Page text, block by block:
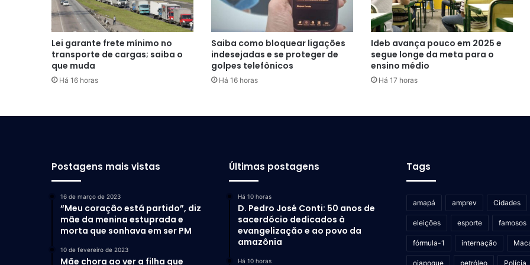
Lei garante frete mínimo no
transporte de cargas; saiba o
que muda
Há 16 horas
Saiba como bloquear ligações
indesejadas e se proteger de
golpes telefônicos
Há 16 horas
Ideb avança pouco em 2025 e
segue longe da meta para o
ensino médio
Há 17 horas
Postagens mais vistas
16 de março de 2023
“Meu coração está partido”, diz
mãe da menina estuprada e
morta que sonhava em ser PM
10 de fevereiro de 2023
Mãe chora ao ver a filha que
Últimas postagens
Há 10 horas
D. Pedro José Conti: 50 anos de
sacerdócio dedicados à
evangelização e ao povo da
amazônia
Há 10 horas
Tags
amapá amprev Cidades
eleições esporte famosos
fórmula-1 internação
oiapoque petróleo Polícia